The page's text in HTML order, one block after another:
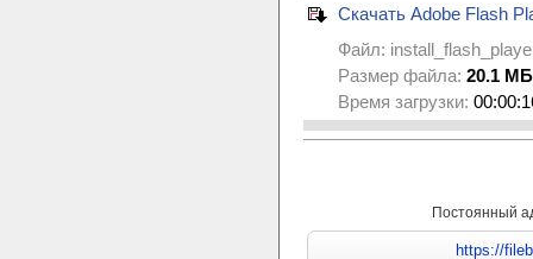
Скачать Adobe Flash
Файл:
Размер файла: 20.1 МБ
Время загрузки:
Постоянный